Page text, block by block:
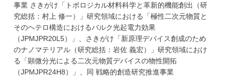
事業 さきがけ「トポロジカル材料科学と革新的機能創出（研
究総括：村上 修一）」研究領域における「極性二次元物質と
そのヘテロ構造におけるバルク光起電力効果
（JPMJPR20L5）」、さきがけ「新原理デバイス創成のため
のナノマテリアル（研究総括：岩佐 義宏）」研究領域におけ
る「顕微分光による二次元物質デバイスの物性開拓
（JPMJPR24H8）」、同 戦略的創造研究推進事業